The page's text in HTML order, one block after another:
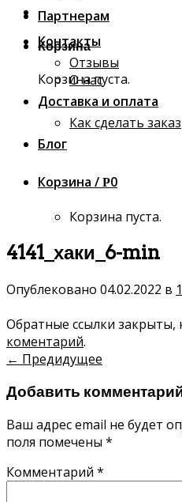
Корзина
Корзина пуста.
Партнерам
Контакты
Отзывы
О нас
Доставка и оплата
Как сделать заказ
Блог
Корзина / Р0
Корзина пуста.
4141_хаки_6-min
Опублековано 04.02.2022 в
Обратные ссылки
коментарий.
← Предидущее
Добавить
Ваш адрес email не будет
поля помечены *
Комментарий *